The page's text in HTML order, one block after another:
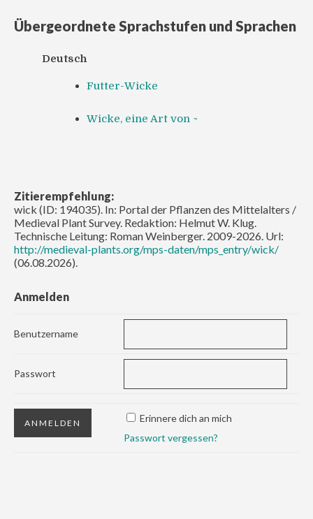
Übergeordnete Sprachstufen und Sprachen
Deutsch
Futter-Wicke
Wicke, eine Art von ~
Zitierempfehlung:
wick (ID: 194035). In: Portal der Pflanzen des Mittelalters /
Medieval Plant Survey. Redaktion: Helmut W. Klug.
Technische Leitung: Roman Weinberger. 2009-2026. Url:
http://medieval-plants.org/mps-daten/mps_entry/wick/
(06.08.2026).
Anmelden
Benutzername
Passwort
Erinnere dich an mich
Passwort vergessen?